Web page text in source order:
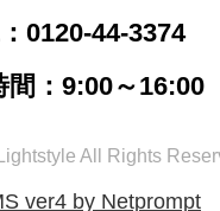
0120-44-3374
間：9:00～16:00
All Rights
ver4 by Netprompt